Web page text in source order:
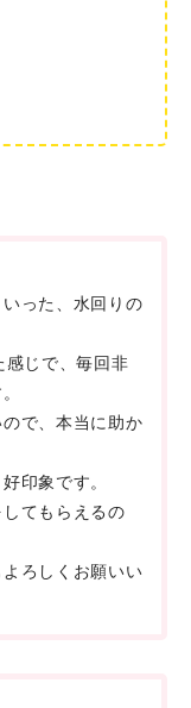
った、水回りの
感じで、毎回非
で、本当に助か
印象です。
てもらえるの
ろしくお願いい